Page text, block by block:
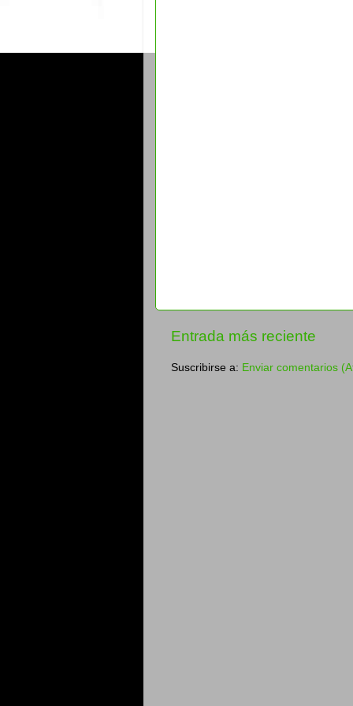
Entrada más reciente
Suscribirse a: Enviar comentarios